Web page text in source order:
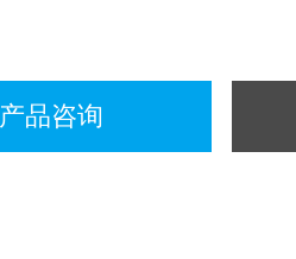
产品咨询